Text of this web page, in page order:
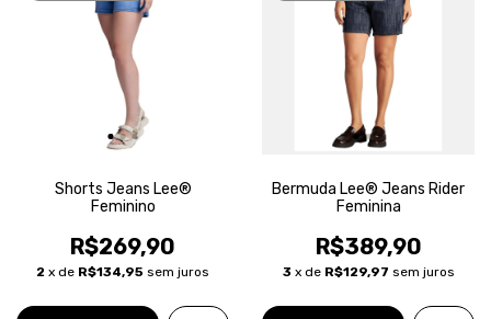
Shorts Jeans Lee®
Feminino
R$269,90
2 x de R$134,95 sem juros
Bermuda Lee® Jeans Rider
Feminina
R$389,90
3 x de R$129,97 sem juros